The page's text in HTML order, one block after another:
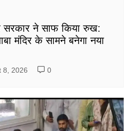
सरकार ने साफ किया रुख:
मंदिर के सामने बनेगा नया
8, 2026 0